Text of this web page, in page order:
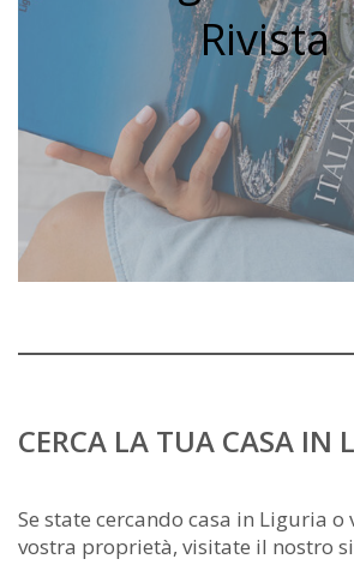
Rivista
CERCA LA TUA CASA IN
Se state cercando casa in Liguria o
vostra proprietà, visitate il nostro